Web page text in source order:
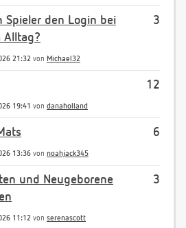
3
Spieler den Login bei
Alltag?
21:32 von Michael32
12
19:41 von danaholland
6
13:36 von noahjack345
3
und Neugeborene
11:12 von serenascott